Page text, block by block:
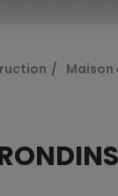
Maison